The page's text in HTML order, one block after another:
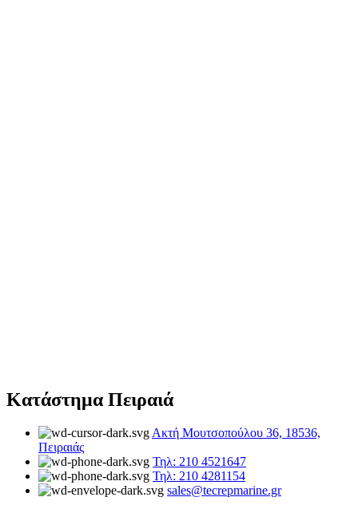
Κατάστημα Πειραιά
Ακτή Μουτσοπούλου 36, 18536,
Πειραιάς
Τηλ: 210 4521647
Τηλ: 210 4281154
sales@tecrepmarine.gr